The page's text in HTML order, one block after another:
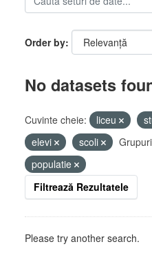
Order by
No datasets
Cuvinte cheie: liceu
elevi
scoli
populatie
Filtrează Rezultatele
Please try another search.